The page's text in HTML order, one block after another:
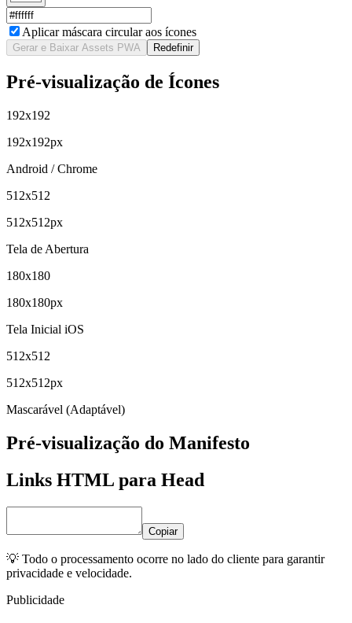
Aplicar máscara circular aos ícones
Gerar e Baixar Assets PWA Redefinir
Pré-visualização de Ícones
192x192
192x192px
Android / Chrome
512x512
512x512px
Tela de Abertura
180x180
180x180px
Tela Inicial iOS
512x512
512x512px
Mascarável (Adaptável)
Pré-visualização do Manifesto
Links HTML para Head
Copiar
💡 Todo o processamento ocorre no lado do cliente para garantir
privacidade e velocidade.
Publicidade